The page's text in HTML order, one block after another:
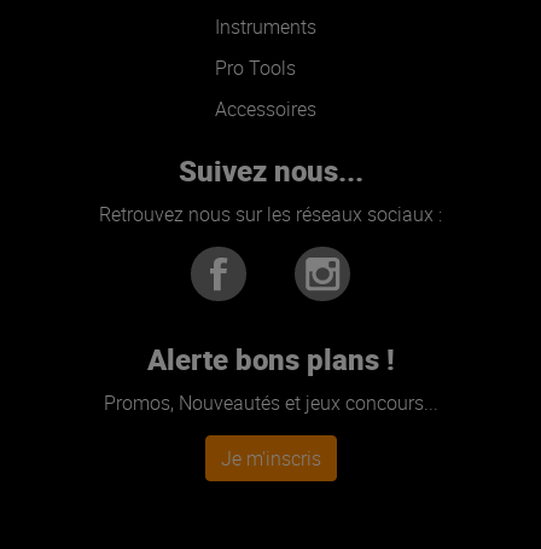
Instruments
Pro Tools
Accessoires
Suivez nous...
Retrouvez nous sur les réseaux sociaux :
Alerte bons plans !
Promos, Nouveautés et jeux concours...
Je m'inscris